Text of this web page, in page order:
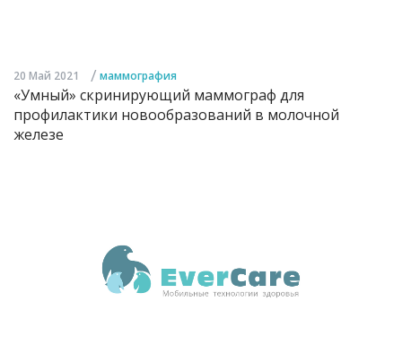
20 Май 2021 / маммография
«Умный» скринирующий маммограф для
профилактики новообразований в молочной
железе